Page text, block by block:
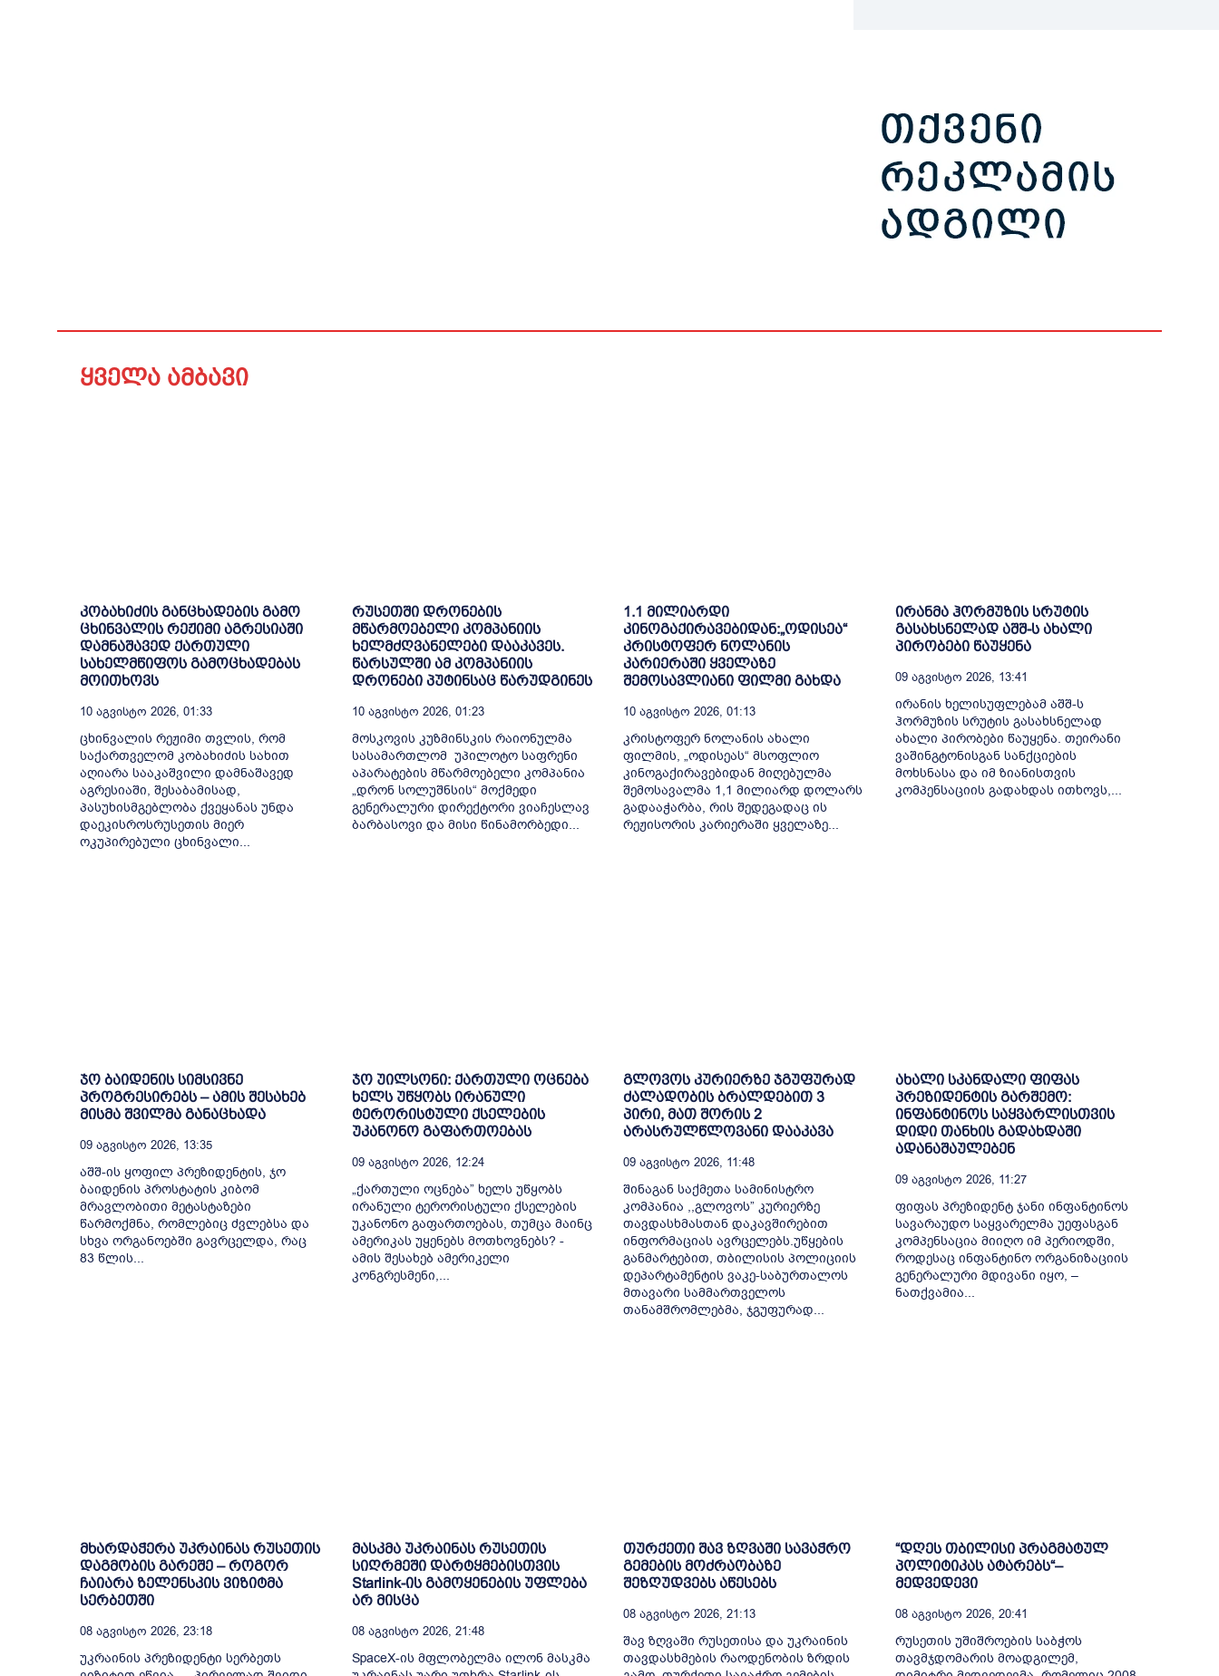
ყველა ამბავი
კობახიძის განცხადების გამო
ცხინვალის რეჟიმი აგრესიაში
დამნაშავედ ქართული
სახელმწიფოს გამოცხადებას
მოითხოვს
10 Აგვისტო 2026, 01:33
ცხინვალის რეჟიმი თვლის, რომ
საქართველომ კობახიძის სახით
აღიარა სააკაშვილი დამნაშავედ
აგრესიაში, შესაბამისად,
პასუხისმგებლობა ქვეყანას უნდა
დაეკისროსრუსეთის მიერ
ოკუპირებული ცხინვალი...
რუსეთში დრონების
მწარმოებელი კომპანიის
ხელმძღვანელები დააკავეს.
წარსულში ამ კომპანიის
დრონები პუტინსაც წარუდგინეს
10 Აგვისტო 2026, 01:23
მოსკოვის კუზმინსკის რაიონულმა
სასამართლომ უპილოტო საფრენი
აპარატების მწარმოებელი კომპანია
„დრონ სოლუშნსის“ მოქმედი
გენერალური დირექტორი ვიაჩესლავ
ბარბასოვი და მისი წინამორბედი...
1.1 მილიარდი
კინოგაქირავებიდან:„ოდისეა“
კრისტოფერ ნოლანის
კარიერაში ყველაზე
შემოსავლიანი ფილმი გახდა
10 Აგვისტო 2026, 01:13
კრისტოფერ ნოლანის ახალი
ფილმის, „ოდისეას“ მსოფლიო
კინოგაქირავებიდან მიღებულმა
შემოსავალმა 1,1 მილიარდ დოლარს
გადააჭარბა, რის შედეგადაც ის
რეჟისორის კარიერაში ყველაზე...
ირანმა ჰორმუზის სრუტის
გასახსნელად აშშ-ს ახალი
პირობები წაუყენა
09 Აგვისტო 2026, 13:41
ირანის ხელისუფლებამ აშშ-ს
ჰორმუზის სრუტის გასახსნელად
ახალი პირობები წაუყენა. თეირანი
ვაშინგტონისგან სანქციების
მოხსნასა და იმ ზიანისთვის
კომპენსაციის გადახდას ითხოვს,...
ჯო ბაიდენის სიმსივნე
პროგრესირებს – ამის შესახებ
მისმა შვილმა განაცხადა
09 Აგვისტო 2026, 13:35
აშშ-ის ყოფილ პრეზიდენტის, ჯო
ბაიდენის პროსტატის კიბომ
მრავლობითი მეტასტაზები
წარმოქმნა, რომლებიც ძვლებსა და
სხვა ორგანოებში გავრცელდა, რაც
83 წლის...
ჯო უილსონი: ქართული ოცნება
ხელს უწყობს ირანული
ტერორისტული ქსელების
უკანონო გაფართოებას
09 Აგვისტო 2026, 12:24
„ქართული ოცნება” ხელს უწყობს
ირანული ტერორისტული ქსელების
უკანონო გაფართოებას, თუმცა მაინც
ამერიკას უყენებს მოთხოვნებს? -
ამის შესახებ ამერიკელი
კონგრესმენი,...
გლოვოს კურიერზე ჯგუფურად
ძალადობის ბრალდებით 3
პირი, მათ შორის 2
არასრულწლოვანი დააკავა
09 Აგვისტო 2026, 11:48
შინაგან საქმეთა სამინისტრო
კომპანია ,,გლოვოს” კურიერზე
თავდასხმასთან დაკავშირებით
ინფორმაციას ავრცელებს.უწყების
განმარტებით, თბილისის პოლიციის
დეპარტამენტის ვაკე-საბურთალოს
მთავარი სამმართველოს
თანამშრომლებმა, ჯგუფურად...
ახალი სკანდალი ფიფას
პრეზიდენტის გარშემო:
ინფანტინოს საყვარლისთვის
დიდი თანხის გადახდაში
ადანაშაულებენ
09 Აგვისტო 2026, 11:27
ფიფას პრეზიდენტ ჯანი ინფანტინოს
სავარაუდო საყვარელმა უეფასგან
კომპენსაცია მიიღო იმ პერიოდში,
როდესაც ინფანტინო ორგანიზაციის
გენერალური მდივანი იყო, –
ნათქვამია...
მხარდაჭერა უკრაინას რუსეთის
დაგმობის გარეშე – როგორ
ჩაიარა ზელენსკის ვიზიტმა
სერბეთში
08 Აგვისტო 2026, 23:18
უკრაინის პრეზიდენტი სერბეთს
მასკმა უკრაინას რუსეთის
სიღრმეში დარტყმებისთვის
Starlink-ის გამოყენების უფლება
არ მისცა
08 Აგვისტო 2026, 21:48
SpaceX-ის მფლობელმა ილონ მასკმა
თურქეთი შავ ზღვაში სავაჭრო
გემების მოძრაობაზე
შეზღუდვებს აწესებს
08 Აგვისტო 2026, 21:13
შავ ზღვაში რუსეთისა და უკრაინის
თავდასხმების რაოდენობის ზრდის
“დღეს თბილისი პრაგმატულ
პოლიტიკას ატარებს“–
მედვედევი
08 Აგვისტო 2026, 20:41
რუსეთის უშიშროების საბჭოს
თავმჯდომარის მოადგილემ,